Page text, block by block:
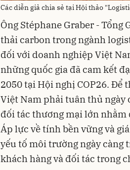
Các diễn giả chia sẻ tại Hội thảo
Ông Stéphane Graber - Tổng
thải carbon trong ngành
đối với doanh nghiệp Việt
những quốc gia đã cam kết
2050 tại Hội nghị COP26. Để
Việt Nam phải tuân thủ ngày
đối tác thương mại lớn nhằm
Áp lực về tính bền vững và
yếu tố môi trường ngày
khách hàng và đối tác trong